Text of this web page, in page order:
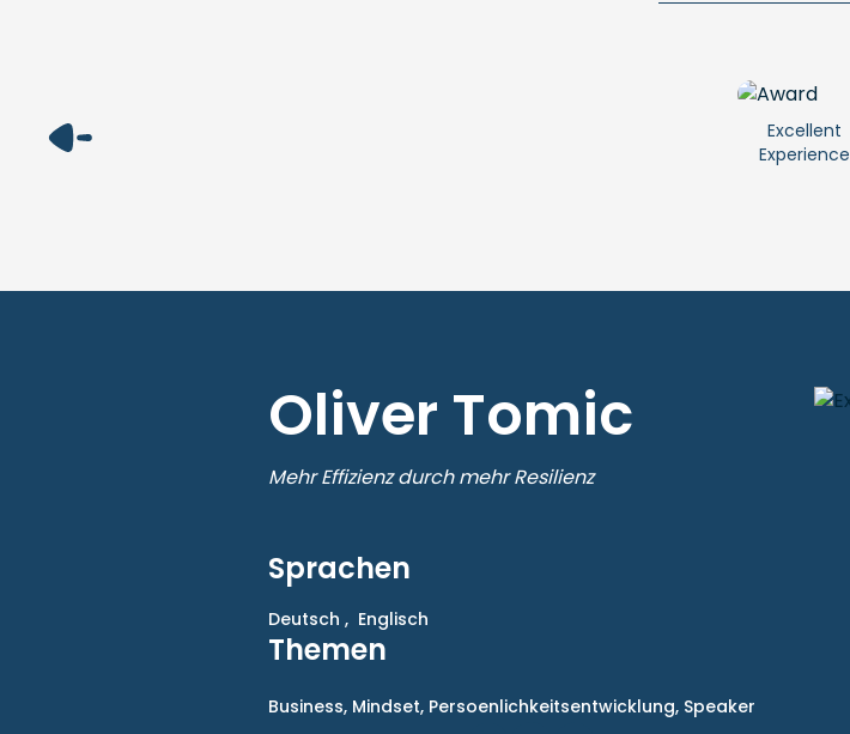
Excellent
Experience
Oliver Tomic
Mehr Effizienz durch mehr Resilienz
Sprachen
Deutsch , Englisch
Themen
Business, Mindset, Persoenlichkeitsentwicklung, Speaker